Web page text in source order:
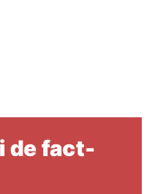
de fact-